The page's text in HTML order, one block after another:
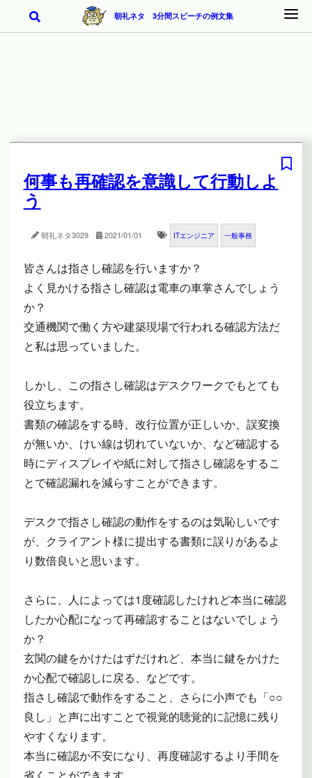
朝礼ネタ 3分間スピーチの例文集
何事も再確認を意識して行動しよ
う
朝礼ネタ3029 2021/01/01 ITエンジニア 一般事務
皆さんは指さし確認を行いますか？
よく見かける指さし確認は電車の車掌さんでしょう
か？
交通機関で働く方や建築現場で行われる確認方法だ
と私は思っていました。
しかし、この指さし確認はデスクワークでもとても
役立ちます。
書類の確認をする時、改行位置が正しいか、誤変換
が無いか、けい線は切れていないか、など確認する
時にディスプレイや紙に対して指さし確認をするこ
とで確認漏れを減らすことができます。
デスクで指さし確認の動作をするのは気恥しいです
が、クライアント様に提出する書類に誤りがあるよ
り数倍良いと思います。
さらに、人によっては1度確認したけれど本当に確認
したか心配になって再確認することはないでしょう
か？
玄関の鍵をかけたはずだけれど、本当に鍵をかけた
か心配で確認しに戻る、などです。
指さし確認で動作をすること、さらに小声でも「○○
良し」と声に出すことで視覚的聴覚的に記憶に残り
やすくなります。
本当に確認か不安になり、再度確認するより手間を
省くことができます。